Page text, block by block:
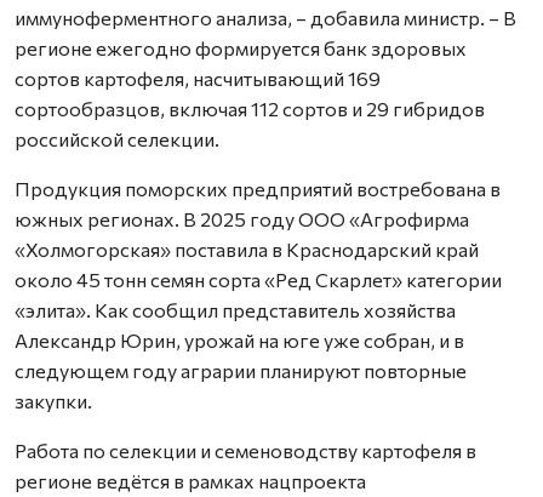
иммуноферментного анализа, – добавила министр. – В
регионе ежегодно формируется банк здоровых
сортов картофеля, насчитывающий 169
сортообразцов, включая 112 сортов и 29 гибридов
российской селекции.
Продукция поморских предприятий востребована в
южных регионах. В 2025 году ООО «Агрофирма
«Холмогорская» поставила в Краснодарский край
около 45 тонн семян сорта «Ред Скарлет» категории
«элита». Как сообщил представитель хозяйства
Александр Юрин, урожай на юге уже собран, и в
следующем году аграрии планируют повторные
закупки.
Работа по селекции и семеноводству картофеля в
регионе ведётся в рамках нацпроекта